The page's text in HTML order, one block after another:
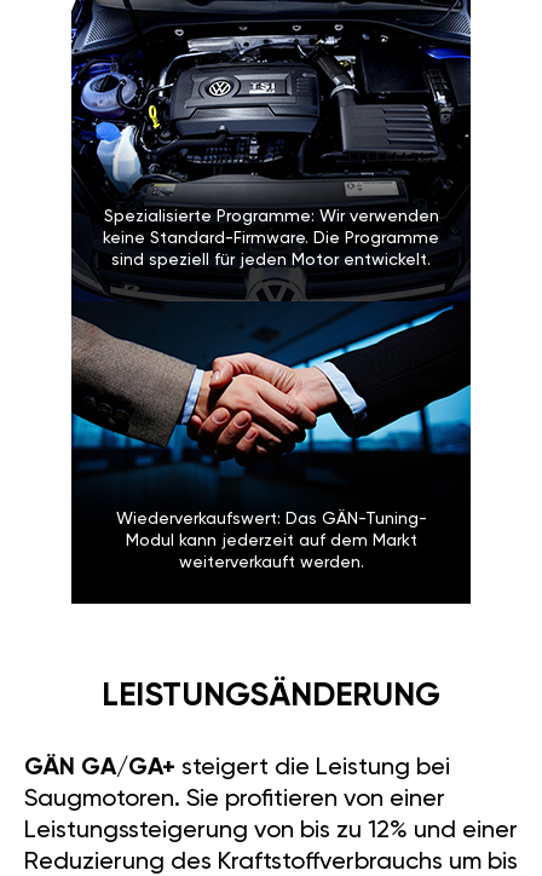
Spezialisierte Programme: Wir verwenden
keine Standard-Firmware. Die Programme
sind speziell für jeden Motor entwickelt.
Wiederverkaufswert: Das GÄN-Tuning-
Modul kann jederzeit auf dem Markt
weiterverkauft werden.
LEISTUNGSÄNDERUNG
GÄN GA/GA+ steigert die Leistung bei
Saugmotoren. Sie profitieren von einer
Leistungssteigerung von bis zu 12% und einer
Reduzierung des Kraftstoffverbrauchs um bis